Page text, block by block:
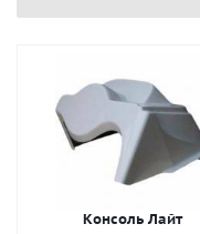
Консоль Лайт